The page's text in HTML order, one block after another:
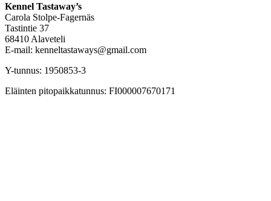
Kennel Tastaway’s
Carola Stolpe-Fagernäs
Tastintie 37
68410 Alaveteli
E-mail: kenneltastaways@gmail.com
Y-tunnus: 1950853-3
Eläinten pitopaikkatunnus: FI000007670171